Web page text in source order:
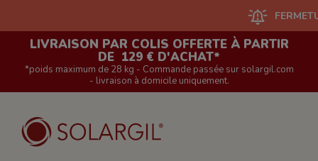
FERMETURE
LIVRAISON PAR COLIS OFFERTE À PARTIR
DE 129 € D'ACHAT*
*poids maximum de 28 kg - Commande passée sur solargil.com
- livraison à domicile uniquement.